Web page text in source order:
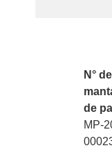
N° de
de
MP-